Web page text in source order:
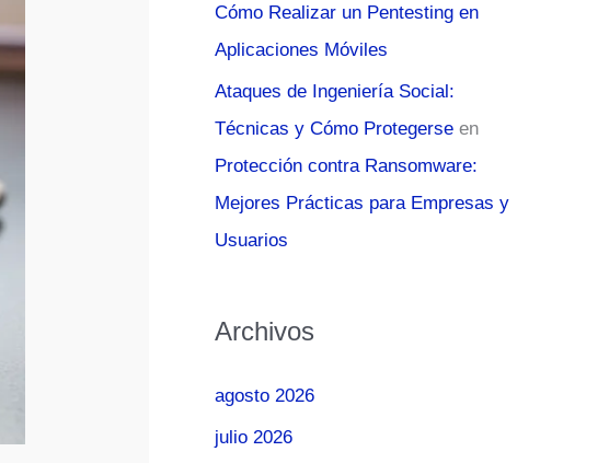
Cómo Realizar un Pentesting en
Aplicaciones Móviles
Ataques de Ingeniería Social:
Técnicas y Cómo Protegerse en
Protección contra Ransomware:
Mejores Prácticas para Empresas y
Usuarios
Archivos
agosto 2026
julio 2026